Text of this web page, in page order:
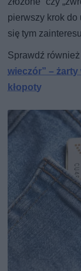
pierwszy krok
się tym
Sprawdź również
wieczór” –
kłopoty